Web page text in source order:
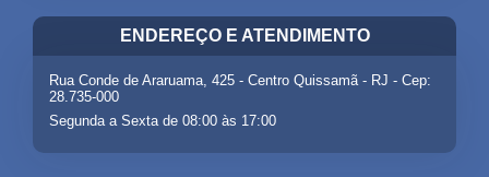
ENDEREÇO E ATENDIMENTO
Rua Conde de Araruama, 425 - Centro Quissamã - RJ - Cep:
28.735-000
Segunda a Sexta de 08:00 às 17:00